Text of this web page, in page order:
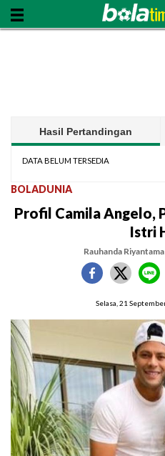
Hasil Pertandingan
DATA BELUM TERSEDIA
BOLADUNIA
Profil Camila Angelo,
Istri
Rauhanda Riyantama
Selasa, 21